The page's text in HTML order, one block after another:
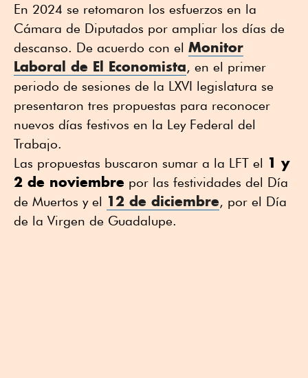
En 2024 se retomaron los esfuerzos en la
Cámara de Diputados por ampliar los días de
descanso. De acuerdo con el Monitor
Laboral de El Economista, en el primer
periodo de sesiones de la LXVI legislatura se
presentaron tres propuestas para reconocer
nuevos días festivos en la Ley Federal del
Trabajo.
Las propuestas buscaron sumar a la LFT el 1 y
2 de noviembre por las festividades del Día
de Muertos y el 12 de diciembre, por el Día
de la Virgen de Guadalupe.